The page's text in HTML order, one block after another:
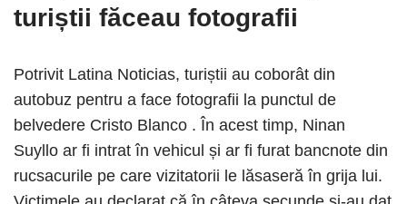
turiștii făceau fotografii
Potrivit Latina Noticias, turiștii au coborât din
autobuz pentru a face fotografii la punctul de
belvedere Cristo Blanco . În acest timp, Ninan
Suyllo ar fi intrat în vehicul și ar fi furat bancnote din
rucsacurile pe care vizitatorii le lăsaseră în grija lui.